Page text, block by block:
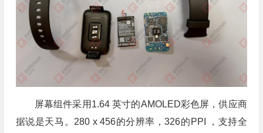
屏幕组件采用1.64 英寸的AMOLED彩色屏，供应商
据说是天马。280 x 456的分辨率，326的PPI ，支持全